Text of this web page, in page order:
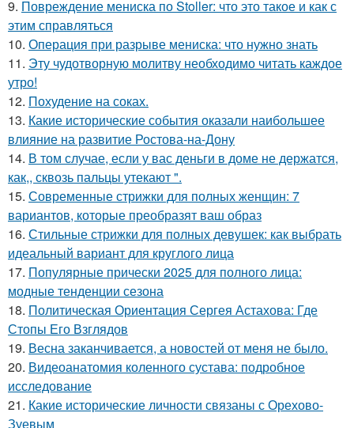
9. Повреждение мениска по Stoller: что это такое и как с
этим справляться
10. Операция при разрыве мениска: что нужно знать
11. Эту чудотворную молитву необходимо читать каждое
утро!
12. Похудение на соках.
13. Какие исторические события оказали наибольшее
влияние на развитие Ростова-на-Дону
14. В том случае, если у вас деньги в доме не держатся,
как,, сквозь пальцы утекают ".
15. Современные стрижки для полных женщин: 7
вариантов, которые преобразят ваш образ
16. Стильные стрижки для полных девушек: как выбрать
идеальный вариант для круглого лица
17. Популярные прически 2025 для полного лица:
модные тенденции сезона
18. Политическая Ориентация Сергея Астахова: Где
Стопы Его Взглядов
19. Весна заканчивается, а новостей от меня не было.
20. Видеоанатомия коленного сустава: подробное
исследование
21. Какие исторические личности связаны с Орехово-
Зуевым